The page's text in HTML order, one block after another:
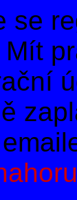
se
Mít